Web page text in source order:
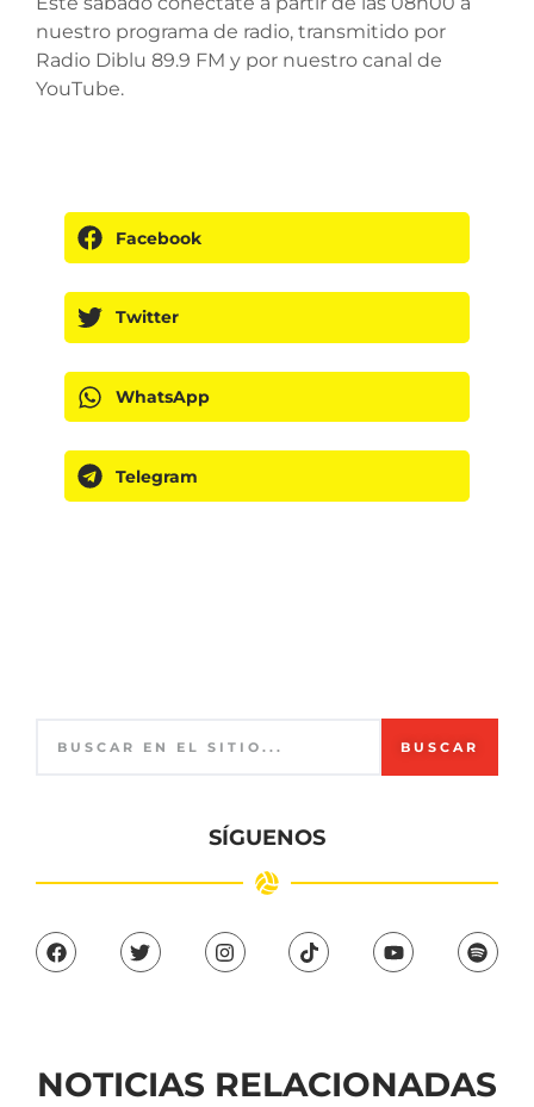
nuestro programa de radio, transmitido por
Radio Diblu 89.9 FM y por nuestro canal de
YouTube.
Facebook
Twitter
WhatsApp
Telegram
BUSCAR
SÍGUENOS
NOTICIAS RELACIONADAS